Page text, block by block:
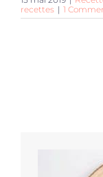
recettes | 1